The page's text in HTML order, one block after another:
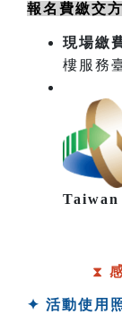
報名費繳交
現場繳
樓服務
Taiwan
⧗
✦ 活動使用